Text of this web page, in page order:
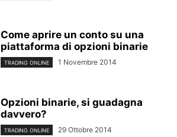
Come aprire un conto su una
piattaforma di opzioni binarie
TRADING ONLINE 1 Novembre 2014
Opzioni binarie, si guadagna
davvero?
TRADING ONLINE 29 Ottobre 2014